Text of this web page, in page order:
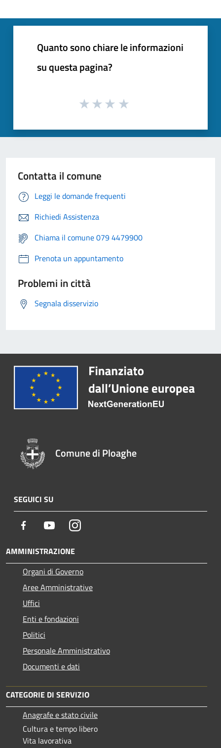
Quanto sono chiare le informazioni
su questa pagina?
Contatta il comune
Leggi le domande frequenti
Richiedi Assistenza
Chiama il comune 079 4479900
Prenota un appuntamento
Problemi in città
Segnala disservizio
Comune di Ploaghe
SEGUICI SU
Facebook YoutubeInstagram
AMMINISTRAZIONE
Organi di Governo
Aree Amministrative
Uffici
Enti e fondazioni
Politici
Personale Amministrativo
Documenti e dati
CATEGORIE DI SERVIZIO
Anagrafe e stato civile
Cultura e tempo libero
Vita lavorativa